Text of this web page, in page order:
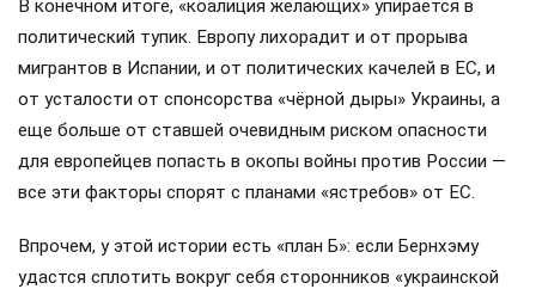
В конечном итоге, «коалиция желающих» упирается в
политический тупик. Европу лихорадит и от прорыва
мигрантов в Испании, и от политических качелей в ЕС, и
от усталости от спонсорства «чёрной дыры» Украины, а
еще больше от ставшей очевидным риском опасности
для европейцев попасть в окопы войны против России —
все эти факторы спорят с планами «ястребов» от ЕС.
Впрочем, у этой истории есть «план Б»: если Бернхэму
удастся сплотить вокруг себя сторонников «украинской